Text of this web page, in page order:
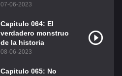
07-06-2023
Capitulo 064: El
verdadero monstruo
de la historia
08-06-2023
Capitulo 065: No